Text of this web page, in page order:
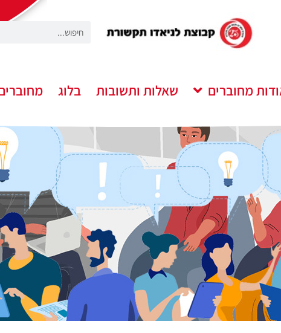
מחוברים שאלות ותשובות בלוג